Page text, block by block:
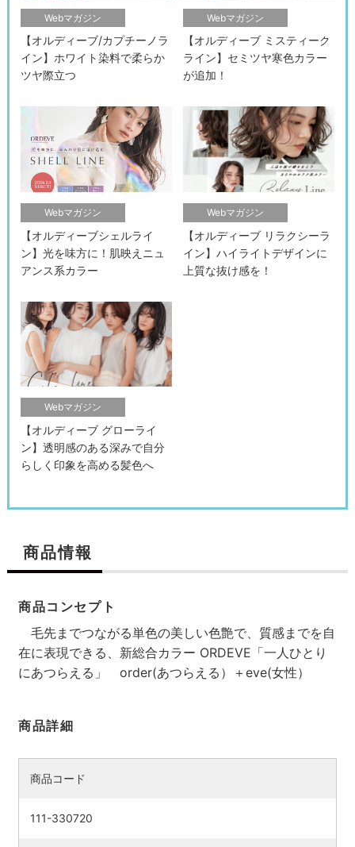
Webマガジン
【オルディーブ/カプチーノラ
イン】ホワイト染料で柔らか
ツヤ際立つ
Webマガジン
【オルディーブ ミスティーク
ライン】セミツヤ寒色カラー
が追加！
Webマガジン
【オルディーブシェルライ
ン】光を味方に！肌映えニュ
アンス系カラー
Webマガジン
【オルディーブ リラクシーラ
イン】ハイライトデザインに
上質な抜け感を！
Webマガジン
【オルディーブ グローライ
ン】透明感のある深みで自分
らしく印象を高める髪色へ
商品情報
商品コンセプト
毛先までつながる単色の美しい色艶で、質感までを自
在に表現できる、新総合カラー ORDEVE「一人ひとり
にあつらえる」 order(あつらえる）＋eve(女性）
商品詳細
商品コード
111-330720